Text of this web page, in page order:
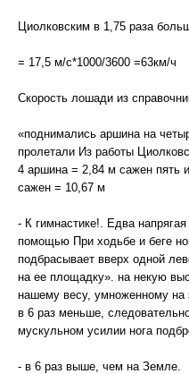
Циолковским в 1,75 раза
= 17,5 м/с*1000/3600 =63км/ч
Скорость лошади из
«поднимались аршина на
пролетали Из работы
4 аршина = 2,84 м сажен пять
сажен = 10,67 м
- К гимнастике!. Едва
помощью При ходьбе и беге
подбрасывает вверх одной
на ее площадку». на некую
нашему весу, умноженному на
в 6 раз меньше,
мускульном усилии нога
- в 6 раз выше, чем на Земле.